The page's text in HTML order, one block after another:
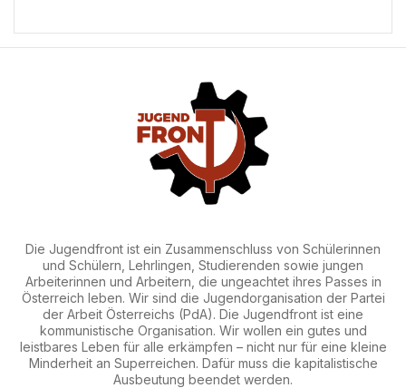
Strukturen!
Weitere Empfehlungen der Kommission
Die Jugendfront ist ein Zusammenschluss von Schülerinnen
und Schülern, Lehrlingen, Studierenden sowie jungen
Arbeiterinnen und Arbeitern, die ungeachtet ihres Passes in
Österreich leben. Wir sind die Jugendorganisation der Partei
der Arbeit Österreichs (PdA). Die Jugendfront ist eine
kommunistische Organisation. Wir wollen ein gutes und
leistbares Leben für alle erkämpfen – nicht nur für eine kleine
Minderheit an Superreichen. Dafür muss die kapitalistische
Ausbeutung beendet werden.